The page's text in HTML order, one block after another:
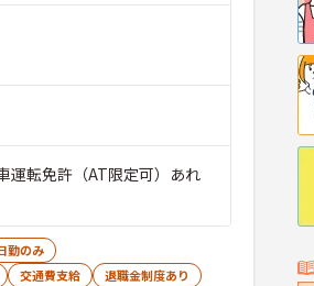
転免許（AT限定可）あれ
勤のみ
交通費支給 退職金制度あり